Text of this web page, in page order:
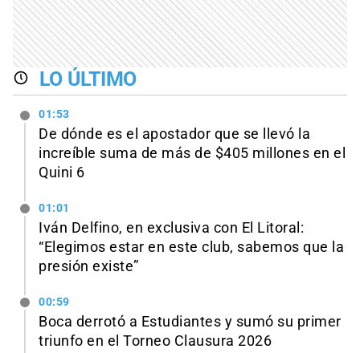
LO ÚLTIMO
01:53
De dónde es el apostador que se llevó la
increíble suma de más de $405 millones en el
Quini 6
01:01
Iván Delfino, en exclusiva con El Litoral:
“Elegimos estar en este club, sabemos que la
presión existe”
00:59
Boca derrotó a Estudiantes y sumó su primer
triunfo en el Torneo Clausura 2026